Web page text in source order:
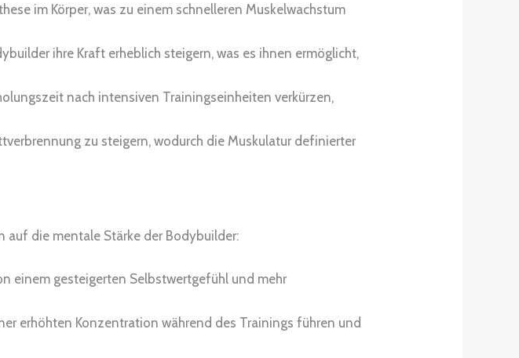
im Körper, was zu einem schnelleren Muskelwachstum
ihre Kraft erheblich steigern, was es ihnen ermöglicht,
nach intensiven Trainingseinheiten verkürzen,
zu steigern, wodurch die Muskulatur definierter
auf die mentale Stärke der Bodybuilder:
einem gesteigerten Selbstwertgefühl und mehr
erhöhten Konzentration während des Trainings führen und